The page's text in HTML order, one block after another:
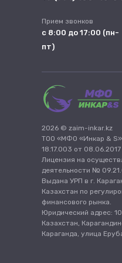
2026 © zaim-inkar.kz
ТОО «МФО «Инкар &
18.17.003 от 08.06.2017
Лицензия на
деятельности №
Выдана УРП в г.
Казахстан по
финансового рынка.
Юридический адрес:
Казахстан,
Караганда, улица
Прием звонков
с 8:00 до 17:00 (пн-
пт)